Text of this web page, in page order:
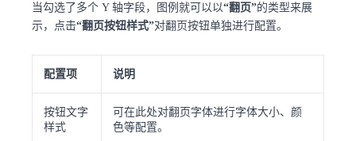
当勾选了多个 Y 轴字段，图例就可以以“翻页”的类型来展
示，点击“翻页按钮样式”对翻页按钮单独进行配置。
配置项 说明
按钮文字
样式
可在此处对翻页字体进行字体大小、颜
色等配置。